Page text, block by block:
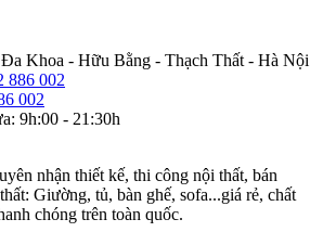
Khoa - Hữu Bằng - Thạch Thất - Hà Nội
886 002
002
: 9h:00 - 21:30h
nhận thiết kế, thi công nội thất, bán
Giường, tủ, bàn ghế, sofa...giá rẻ, chất
chóng trên toàn quốc.